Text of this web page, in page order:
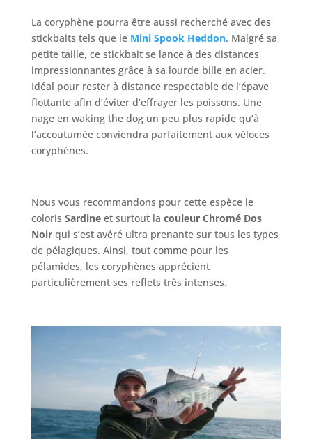
La coryphène pourra être aussi recherché avec des
stickbaits tels que le Mini Spook Heddon. Malgré sa
petite taille, ce stickbait se lance à des distances
impressionnantes grâce à sa lourde bille en acier.
Idéal pour rester à distance respectable de l’épave
flottante afin d’éviter d’effrayer les poissons. Une
nage en waking the dog un peu plus rapide qu’à
l’accoutumée conviendra parfaitement aux véloces
coryphènes.
Nous vous recommandons pour cette espèce le
coloris Sardineet surtout la couleur Chromé Dos
Noir qui s’est avéré ultra prenante sur tous les types
de pélagiques. Ainsi, tout comme pour les
pélamides, les coryphènes apprécient
particulièrement ses reflets très intenses.